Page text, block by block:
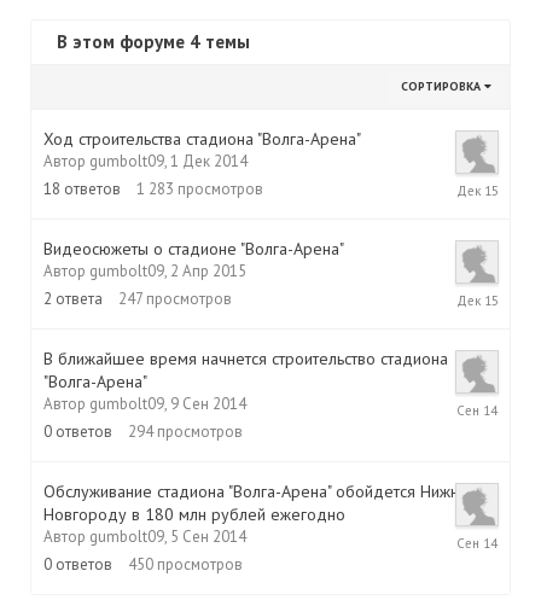
В этом форуме 4 темы
СОРТИРОВКА
Ход строительства стадиона "Волга-Арена"
Автор gumbolt09,1 Дек 2014
18 ответов 1 283 просмотров
19
Дек
Видеосюжеты о стадионе "Волга-Арена"
Автор gumbolt09, 2 Апр 2015
2 ответа 247 просмотров
2
Дек
В ближайшее время начнется строительство стадиона
"Волга-Арена"
Автор gumbolt09, 9 Сен 2014
0 ответов 294 просмотров
9
Обслуживание стадиона "Волга-Арена" обойдется Нижнему
Новгороду в 180 млн рублей ежегодно
Автор gumbolt09, 5 Сен 2014
0 ответов 450 просмотров
5